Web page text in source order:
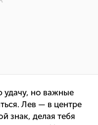
удачу, но важные
Лев — в центре
знак, делая тебя